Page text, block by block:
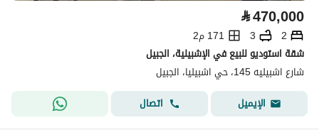
⃁470,000
2
3
171 م2
شقة استوديو للبيع في الإشبيلية، الجبيل
شارع اشبيليه 145، حي اشبيليا، الجبيل
الإيميل
اتصال